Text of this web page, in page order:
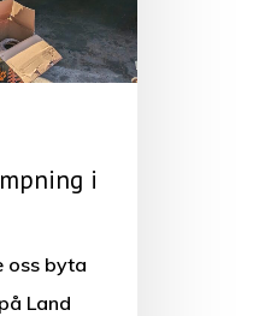
i
oss byta
Land